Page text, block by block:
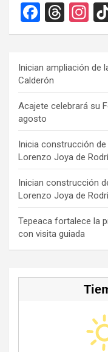
F
a
b
o
o
k
T
hr
a
d
s
In
st
gr
a
m
Inician ampliación de
Calderón
Acajete celebrará su
agosto
Inicia construcción
Lorenzo Joya de
Inician construcción
Lorenzo Joya de
Tepeaca fortalece la
con visita guiada